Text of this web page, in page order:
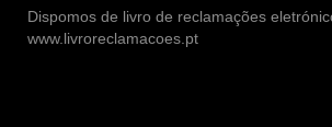
Dispomos de livro de reclamações
www.livroreclamacoes.pt